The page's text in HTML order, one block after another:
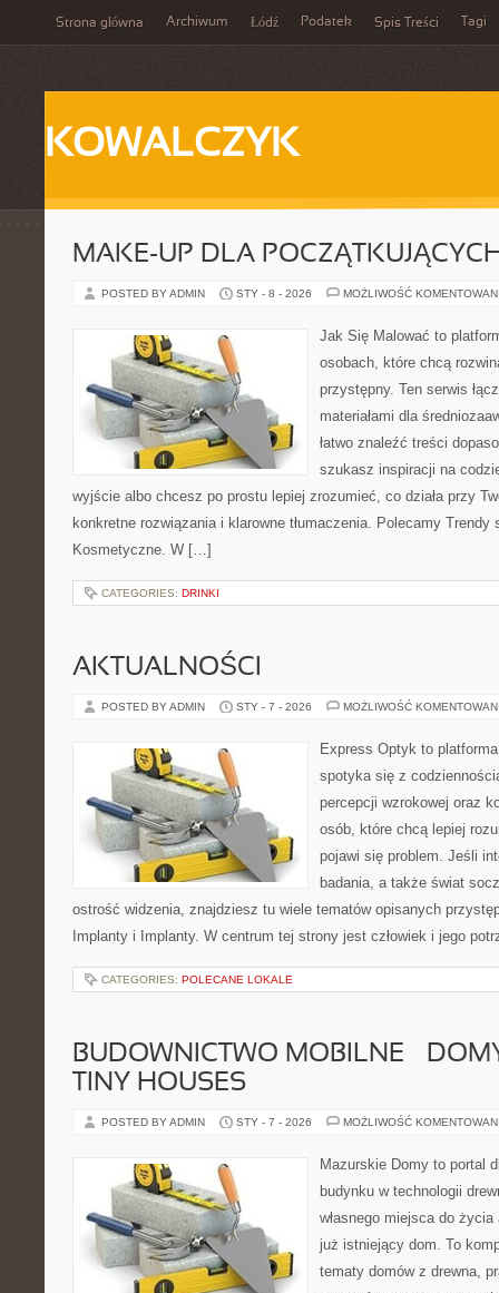
Strona główna Archiwum Łódź Podatek Spis Treści Tagi
KOWALCZYK
MAKE-UP DLA
POSTED BY ADMIN STY - 8 - 2026 MOŻLIWOŚĆ
Jak Się Malować to
osobach, które chcą
przystępny. Ten serwis
materiałami dla
łatwo znaleźć treści
szukasz inspiracji na
wyjście albo chcesz po prostu lepiej zrozumieć, co działa przy
konkretne rozwiązania i klarowne tłumaczenia. Polecamy Trendy
Kosmetyczne. W […]
CATEGORIES: DRINKI
AKTUALNOŚCI
POSTED BY ADMIN STY - 7 - 2026 MOŻLIWOŚĆ
Express Optyk to
spotyka się z
percepcji wzrokowej oraz
osób, które chcą lepiej
pojawi się problem. Jeśli
badania, a także świat
ostrość widzenia, znajdziesz tu wiele tematów opisanych
Implanty i Implanty. W centrum tej strony jest człowiek i jego
CATEGORIES: POLECANE LOKALE
BUDOWNICTWO MOBILNE –
TINY HOUSES
POSTED BY ADMIN STY - 7 - 2026 MOŻLIWOŚĆ
Mazurskie Domy to portal
budynku w technologii
własnego miejsca do
już istniejący dom. To
tematy domów z drewna,